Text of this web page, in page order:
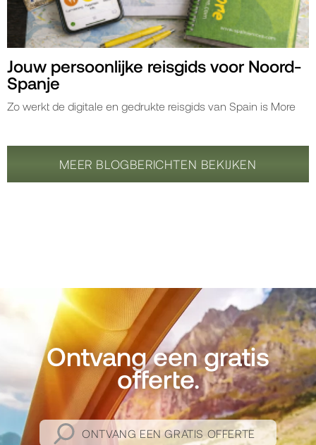
Jouw persoonlijke reisgids voor Noord-
Spanje
Zo werkt de digitale en gedrukte reisgids van Spain is More
MEER BLOGBERICHTEN BEKIJKEN
Ontvang een gratis
offerte.
ONTVANG EEN GRATIS OFFERTE